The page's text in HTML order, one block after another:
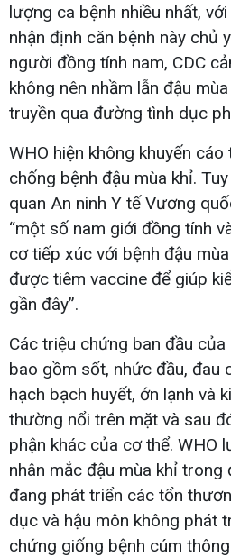
lượng ca bệnh nhiều nhất,
nhận định căn bệnh này chủ
người đồng tính nam, СDС
không nên nhầm lẫn đậu
truyền qua đường tình dục
WHO hiện không khuyến
chống bệnh đậu mùa khỉ.
quan An ninh Y tế Vương
“một số nam giới đồng tính
cơ tiếp xúc với bệnh đậu
được tiêm vaccine để giúp
gần đây”.
Các triệu chứng ban đầu
bao gồm sốt, nhức đầu, đau
hạch bạch huyết, ớn lạnh và
thường nổi trên mặt và sau
phận khác của cơ thể. WHO
nhân mắc đậu mùa khỉ trong
đang phát triển các tổn
dục và hậu môn không phát
chứng giống bệnh cúm